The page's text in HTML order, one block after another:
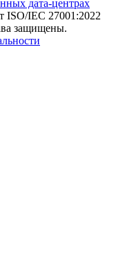
дата-центрах
ISO/IEC 27001:2022
защищены.